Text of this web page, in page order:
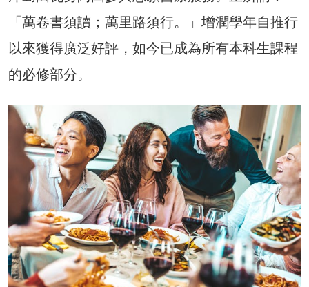
「萬卷書須讀；萬里路須行。」增潤學年自推行
以來獲得廣泛好評，如今已成為所有本科生課程
的必修部分。